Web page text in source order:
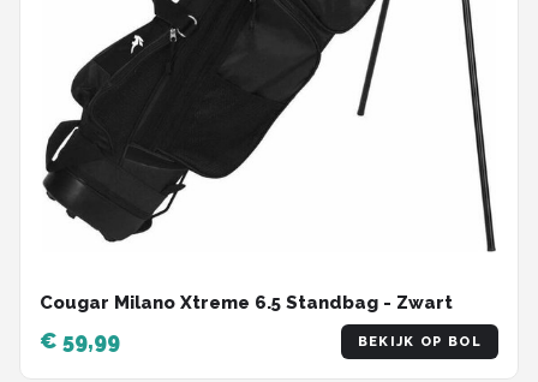
Cougar Milano Xtreme 6.5 Standbag - Zwart
€ 59,99 BEKIJK OP BOL